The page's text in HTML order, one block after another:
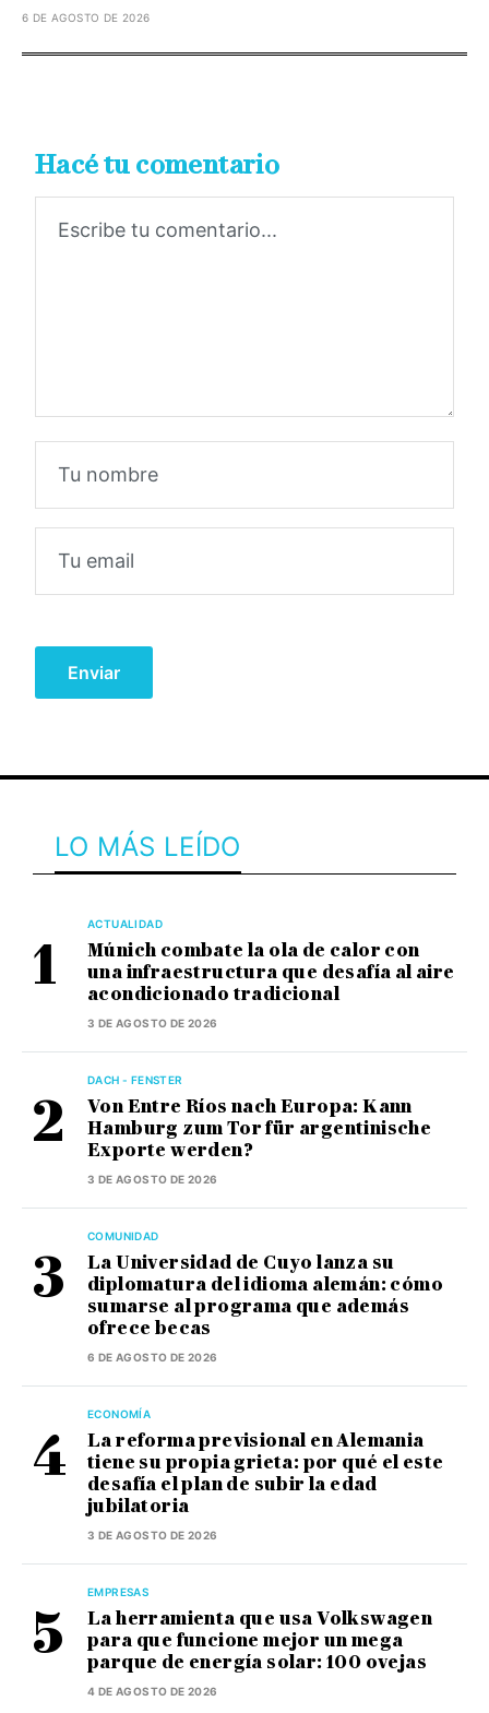
6 DE AGOSTO DE 2026
Hacé tu comentario
LO MÁS LEÍDO
ACTUALIDAD
Múnich combate la ola de calor con
una infraestructura que desafía al aire
acondicionado tradicional
3 DE AGOSTO DE 2026
DACH - FENSTER
Von Entre Ríos nach Europa: Kann
Hamburg zum Tor für argentinische
Exporte werden?
3 DE AGOSTO DE 2026
COMUNIDAD
La Universidad de Cuyo lanza su
diplomatura del idioma alemán: cómo
sumarse al programa que además
ofrece becas
6 DE AGOSTO DE 2026
ECONOMÍA
La reforma previsional en Alemania
tiene su propia grieta: por qué el este
desafía el plan de subir la edad
jubilatoria
3 DE AGOSTO DE 2026
EMPRESAS
La herramienta que usa Volkswagen
para que funcione mejor un mega
parque de energía solar: 100 ovejas
4 DE AGOSTO DE 2026